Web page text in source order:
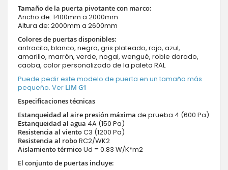
Tamaño de la puerta pivotante con marco:
Ancho de: 1400mm a 2000mm
Altura de: 2000mm a 2600mm
Colores de puertas disponibles:
antracita, blanco, negro, gris plateado, rojo, azul,
amarillo, marrón, verde, nogal, wengué, roble dorado,
caoba, color personalizado de la paleta RAL
Puede pedir este modelo de puerta en un tamaño más
pequeño. Ver LIM G1
Especificaciones técnicas
Estanqueidad al aire presión máxima de prueba 4 (600 Pa)
Estanqueidad al agua 4A (150 Pa)
Resistencia al vientoC3 (1200 Pa)
Resistencia al roboRC2/WK2
Aislamiento térmicoUd = 0.83 W/K*m2
El conjunto de puertas incluye: